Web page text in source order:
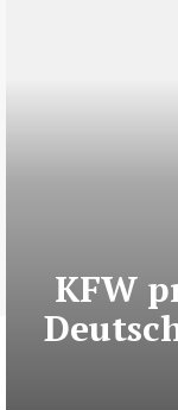
KFW